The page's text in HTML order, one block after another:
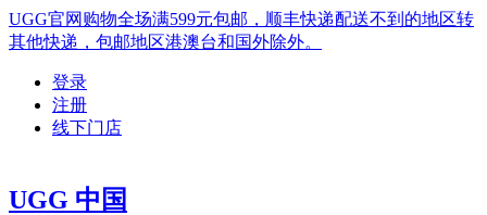
UGG官网购物全场满599元包邮，顺丰快递配送不到的地区转
其他快递，包邮地区港澳台和国外除外。
登录
注册
线下门店
UGG 中国